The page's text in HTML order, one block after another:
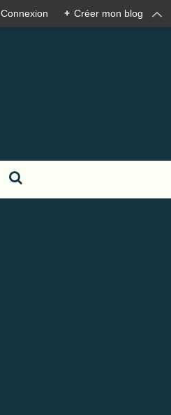
Connexion + Créer mon blog